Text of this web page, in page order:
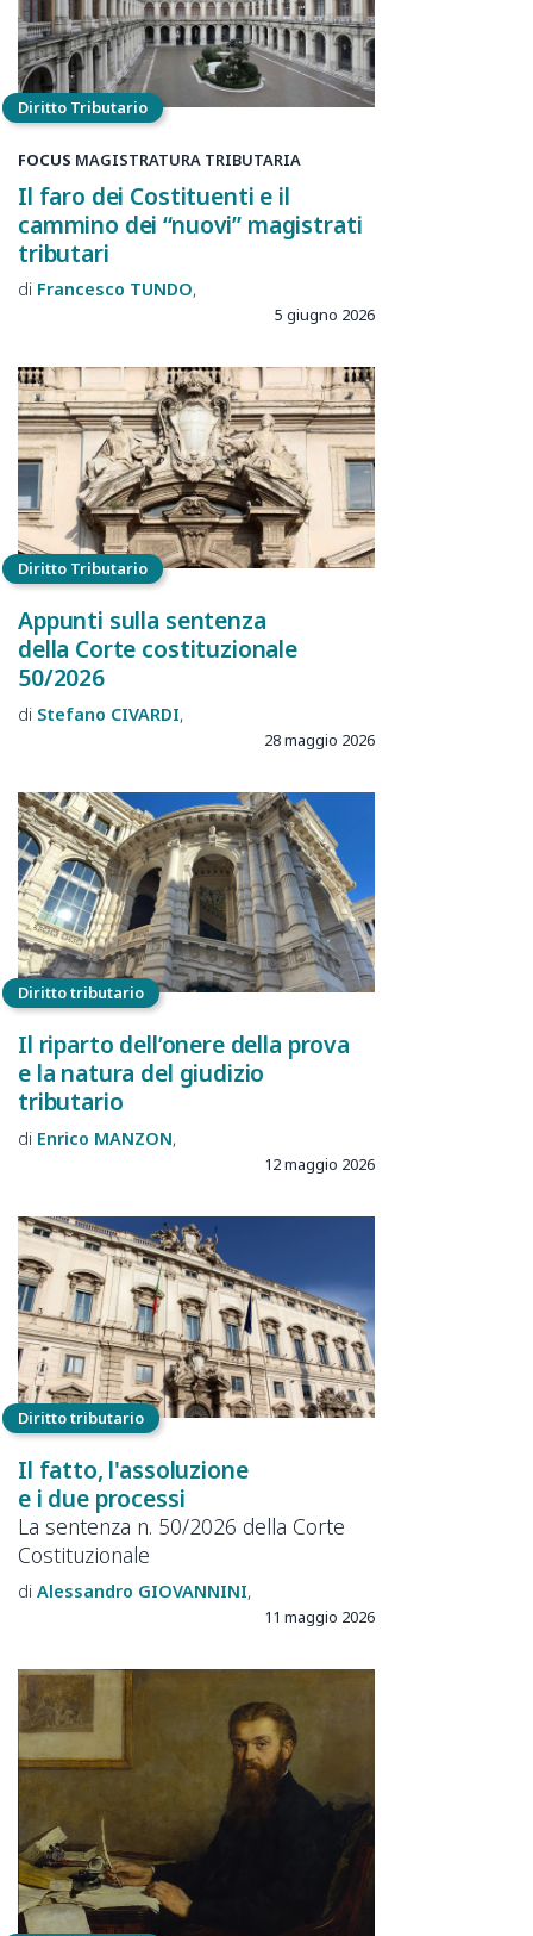
Diritto Tributario
FOCUS MAGISTRATURA TRIBUTARIA
Il faro dei Costituenti e il
cammino dei “nuovi” magistrati
tributari
Francesco TUNDO
5 giugno 2026
Diritto Tributario
Appunti sulla sentenza
della Corte costituzionale
50/2026
Stefano CIVARDI
28 maggio 2026
Diritto tributario
Il riparto dell’onere della prova
e la natura del giudizio
tributario
Enrico MANZON
12 maggio 2026
Diritto tributario
Il fatto, l'assoluzione
e i due processi
La sentenza n. 50/2026 della Corte
Costituzionale
Alessandro GIOVANNINI
11 maggio 2026